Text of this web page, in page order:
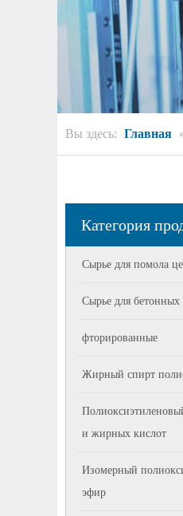
Вы здесь: Главная
Категория
Сырье для помола
Сырье для бетонных
фторированные
Жирный спирт
и жирных кислот
Изомерный
эфир